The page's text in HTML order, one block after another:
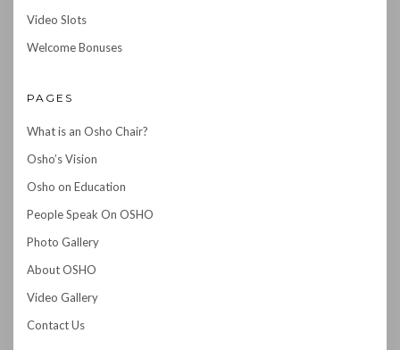
Video Slots
Welcome Bonuses
PAGES
What is an Osho Chair?
Osho’s Vision
Osho on Education
People Speak On OSHO
Photo Gallery
About OSHO
Video Gallery
Contact Us